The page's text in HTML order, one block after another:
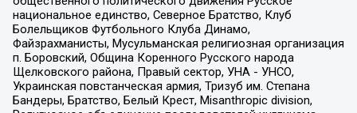
национальное единство, Северное Братство, Клуб
Болельщиков Футбольного Клуба Динамо,
Файзрахманисты, Мусульманская религиозная организация
п. Боровский, Община Коренного Русского народа
Щелковского района, Правый сектор, УНА - УНСО,
Украинская повстанческая армия, Тризуб им. Степана
Бандеры, Братство, Белый Крест, Misanthropic division,